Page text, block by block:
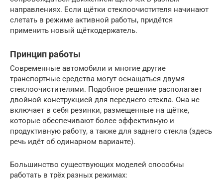
направлениях. Если щётки стеклоочистителя начинают
слетать в режиме активной работы, придётся
применить новый щёткодержатель.
Принцип работы
Современные автомобили и многие другие
транспортные средства могут оснащаться двумя
стеклоочистителями. Подобное решение располагает
двойной конструкцией для переднего стекла. Она не
включает в себя резинки, размещенные на щётке,
которые обеспечивают более эффективную и
продуктивную работу, а также для заднего стекла (здесь
речь идёт об одинарном варианте).
Большинство существующих моделей способны
работать в трёх разных режимах: